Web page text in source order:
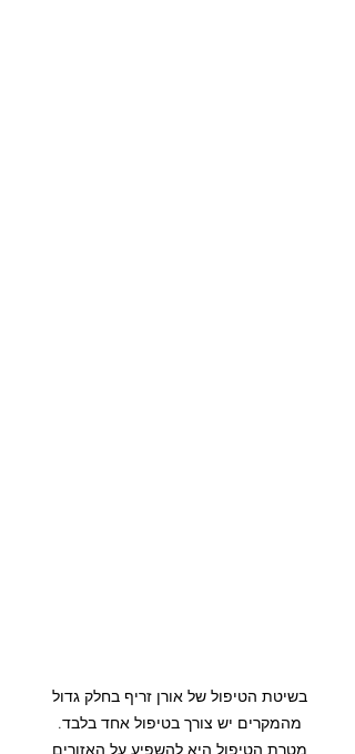
בשיטת הטיפול של אורן זריף בחלק גדול
מהמקרים יש צורך בטיפול אחד בלבד.
מטרת הטיפול היא להשפיע על האזורים